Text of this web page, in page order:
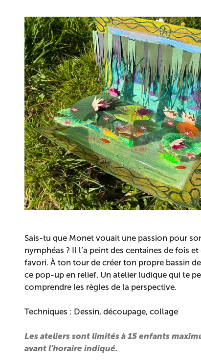
Sais-tu que Monet vouait une passion pour
nymphéas ? Il l’a peint des centaines de fois
favori. À ton tour de créer ton propre bassin
ce pop-up en relief. Un atelier ludique qui te
comprendre les règles de la perspective.
Techniques : Dessin, découpage, collage
Les ateliers sont limités à 15 enfants
avant l’horaire indiqué.